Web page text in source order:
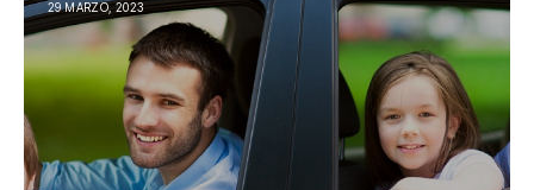
29 MARZO, 2023